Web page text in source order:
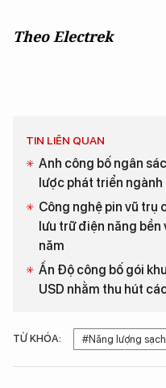
Theo Electrek
TIN LIÊN QUAN
Anh công bố ngân
lược phát triển
Công nghệ pin vũ trụ
lưu trữ điện năng
năm
Ấn Độ công bố gói
USD nhằm thu hút
TỪ KHÓA: #Năng lượng sạch